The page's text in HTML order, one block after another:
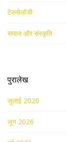
टेक्नोलॉजी
समाज और संस्कृति
पुरालेख
जुलाई 2026
जून 2026